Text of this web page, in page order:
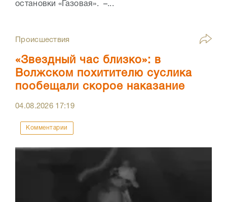
остановки «Газовая». –...
Происшествия
«Звездный час близко»: в
Волжском похитителю суслика
пообещали скорое наказание
04.08.2026 17:19
Комментарии